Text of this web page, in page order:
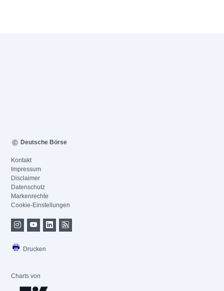
Deutsche Börse
Kontakt
Impressum
Disclaimer
Datenschutz
Markenrechte
Cookie-Einstellungen
Drucken
Charts von